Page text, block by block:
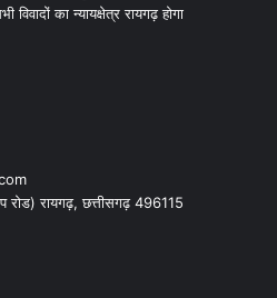
विवादों का न्यायक्षेत्र रायगढ़ होगा
रोड) रायगढ़, छत्तीसगढ़ 496115